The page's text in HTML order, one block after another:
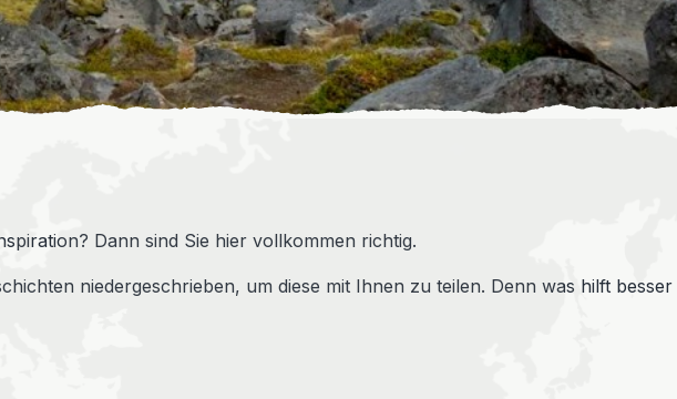
Dann sind Sie hier vollkommen richtig.
niedergeschrieben, um diese mit Ihnen zu teilen. Denn was hilft besser